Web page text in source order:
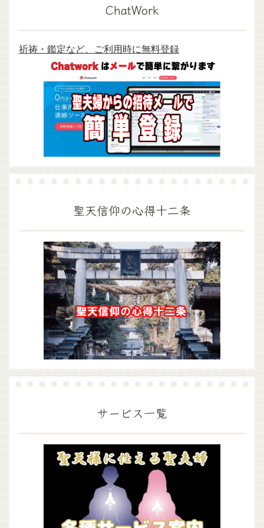
ChatWork
祈祷・鑑定など、ご利用時に無料登録
聖天信仰の心得十二条
サービス一覧